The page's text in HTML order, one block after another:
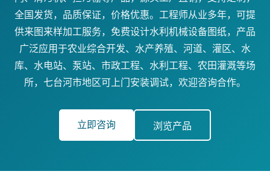
全国发货，品质保证，价格优惠。工程师从业多年，可提
供来图来样加工服务，免费设计水利机械设备图纸，产品
广泛应用于农业综合开发、水产养殖、河道、灌区、水
库、水电站、泵站、市政工程、水利工程、农田灌溉等场
所，七台河市地区可上门安装调试，欢迎咨询合作。
立即咨询 浏览产品